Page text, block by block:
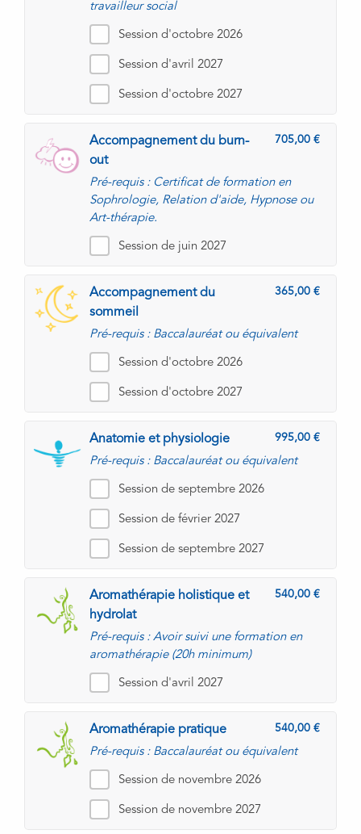
travailleur social
Session d'octobre 2026
Session d'avril 2027
Session d'octobre 2027
705,00
Accompagnement du burn-
out
Pré-requis : Certificat de formation en
Sophrologie, Relation d'aide, Hypnose ou
Art-thérapie.
Session de juin 2027
365,00
Accompagnement du
sommeil
Pré-requis : Baccalauréat ou équivalent
Session d'octobre 2026
Session d'octobre 2027
995,00
Anatomie et physiologie
Pré-requis : Baccalauréat ou équivalent
Session de septembre 2026
Session de février 2027
Session de septembre 2027
540,00
Aromathérapie holistique et
hydrolat
Pré-requis : Avoir suivi une formation en
aromathérapie (20h minimum)
Session d'avril 2027
540,00
Aromathérapie pratique
Pré-requis : Baccalauréat ou équivalent
Session de novembre 2026
Session de novembre 2027